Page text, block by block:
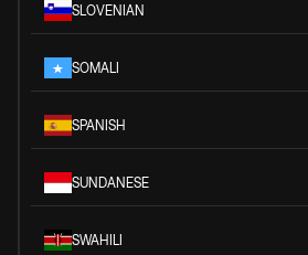
SLOVENIAN
SOMALI
SPANISH
SUNDANESE
SWAHILI